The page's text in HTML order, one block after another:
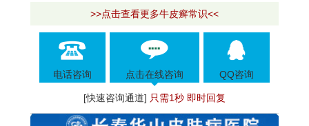
>>点击查看更多牛皮癣常识<<
电话咨询 点击在线咨询 QQ咨询
[快速咨询通道] 只需1秒 即时回复